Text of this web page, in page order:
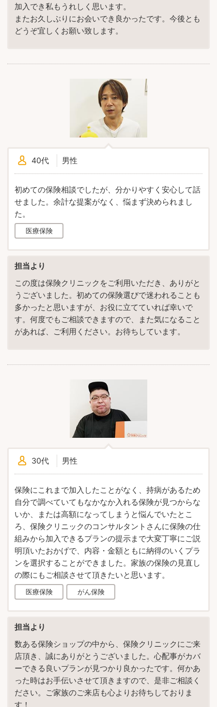
加入でき私もうれしく思います。
またお久しぶりにお会いでき良かったです。今後とも
どうぞ宜しくお願い致します。
40代 男性
初めての保険相談でしたが、分かりやすく安心して話
せました。余計な提案がなく、悩まず決められまし
た。
医療保険
担当より
この度は保険クリニックをご利用いただき、ありがと
うございました。初めての保険選びで迷われることも
多かったと思いますが、お役に立てていれば幸いで
す。何度でもご相談できますので、また気になること
があれば、ご利用ください。お待ちしています。
30代 男性
保険にこれまで加入したことがなく、持病があるため
自分で調べていてもなかなか入れる保険が見つからな
いか、または高額になってしまうと悩んでいたとこ
ろ、保険クリニックのコンサルタントさんに保険の仕
組みから加入できるプランの提示まで大変丁寧にご説
明頂いたおかげで、内容・金額ともに納得のいくプラ
ンを選択することができました。家族の保険の見直し
の際にもご相談させて頂きたいと思います。
医療保険 がん保険
担当より
数ある保険ショップの中から、保険クリニックにご来
店頂き、誠にありがとうございました。心配事がカバ
ーできる良いプランが見つかり良かったです。何かあ
った時はお手伝いさせて頂きますので、是非ご相談く
ださい。ご家族のご来店も心よりお待ちしておりま
す！